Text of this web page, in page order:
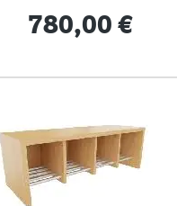
Regulärer Preis:
780,00 €